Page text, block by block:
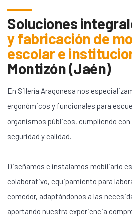
Soluciones
y fabricación de
escolar e
Montizón (Jaén)
En Sillería Aragonesa nos
ergonómicos y funcionales para
organismos públicos, cumpliendo
seguridad y calidad.
Diseñamos e instalamos mobiliario
colaborativo, equipamiento para
comedor, adaptándonos a las
aportando nuestra experiencia